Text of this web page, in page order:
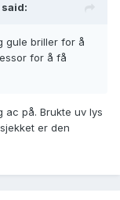
said:
gule briller for å
for å få
ac på. Brukte uv lys
er den